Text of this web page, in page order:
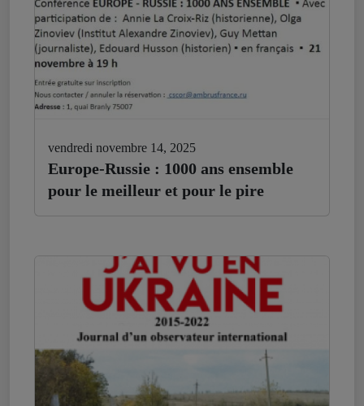
vendredi novembre 14, 2025
Europe-Russie : 1000 ans ensemble
pour le meilleur et pour le pire